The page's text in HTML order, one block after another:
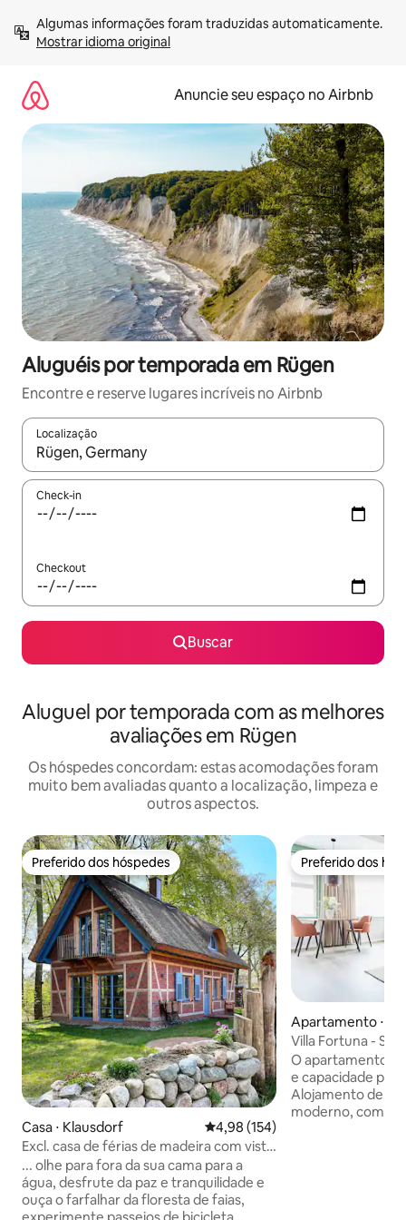
para
Mostrar idioma original
Anuncie seu espaço no Airbnb
Aluguéis por temporada em Rügen
Encontre e reserve lugares incríveis no Airbnb
Localização
Quando os resultados estiverem disponíveis, explore-os
Check-in
Checkout
Buscar
Aluguel por temporada com as melhores
avaliações em Rügen
Os hóspedes concordam: estas acomodações foram
muito bem avaliadas quanto a localização, limpeza e
outros aspectos.
Preferido dos hóspedes
Preferido dos hóspedes
Casa ⋅ Klausdorf 4,98 de uma avaliação média de
4,98 (154)
Excl. casa de férias de madeira com vista
para a água
... olhe para fora da sua cama para a
água, desfrute da paz e tranquilidade e
ouça o farfalhar da floresta de faias,
experimente passeios de bicicleta
Preferido dos
Preferido dos
Apartamento ⋅
Villa Fortuna -
O apartamento
e capacidade
Alojamento de 53 m² confortável e
moderno, com